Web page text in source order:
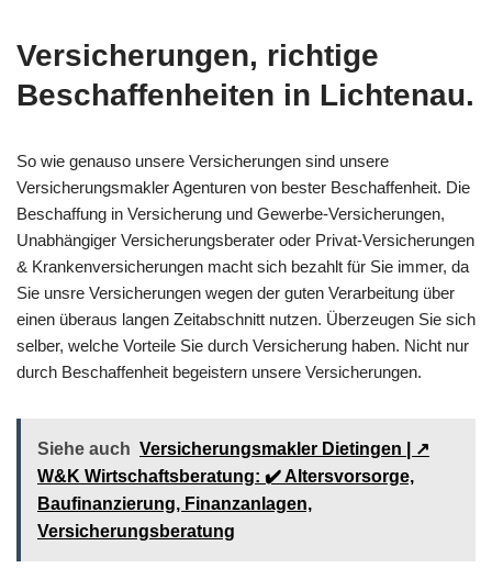
Versicherungen, richtige
Beschaffenheiten in Lichtenau.
So wie genauso unsere Versicherungen sind unsere
Versicherungsmakler Agenturen von bester Beschaffenheit. Die
Beschaffung in Versicherung und Gewerbe-Versicherungen,
Unabhängiger Versicherungsberater oder Privat-Versicherungen
& Krankenversicherungen macht sich bezahlt für Sie immer, da
Sie unsre Versicherungen wegen der guten Verarbeitung über
einen überaus langen Zeitabschnitt nutzen. Überzeugen Sie sich
selber, welche Vorteile Sie durch Versicherung haben. Nicht nur
durch Beschaffenheit begeistern unsere Versicherungen.
Siehe auch Versicherungsmakler Dietingen | ↗️
W&K Wirtschaftsberatung: ✔️ Altersvorsorge,
Baufinanzierung, Finanzanlagen,
Versicherungsberatung